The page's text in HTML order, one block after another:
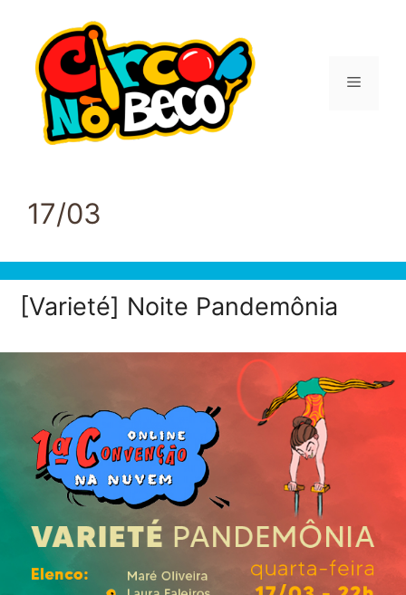
conteúdo
Menu
17/03
[Varieté] Noite Pandemônia